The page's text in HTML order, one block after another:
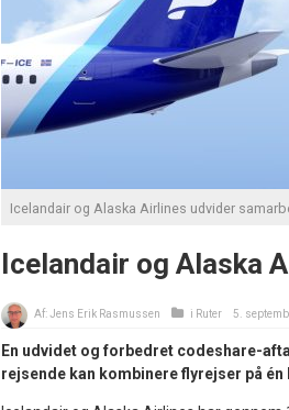
Icelandair og Alaska Airlines udvider
Icelandair og Alaska
Af:Jens Erik Rasmussen i Ruter 5.
En udvidet og forbedret codeshare-
rejsende kan kombinere flyrejser på